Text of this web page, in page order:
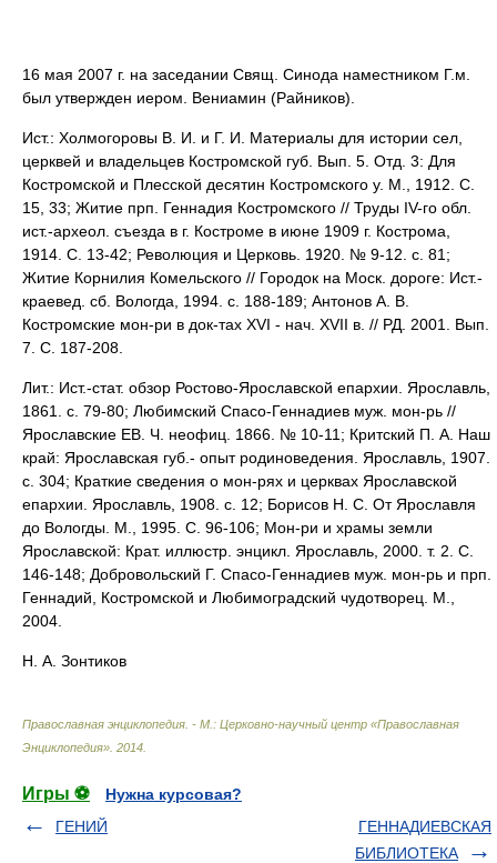
16 мая 2007 г. на заседании Свящ. Синода наместником Г.м.
был утвержден иером. Вениамин (Райников).
Ист.: Холмогоровы В. И. и Г. И. Материалы для истории сел,
церквей и владельцев Костромской губ. Вып. 5. Отд. 3: Для
Костромской и Плесской десятин Костромского y. М., 1912. С.
15, 33; Житие прп. Геннадия Костромского // Труды IV-го обл.
ист.-археол. съезда в г. Костроме в июне 1909 г. Кострома,
1914. С. 13-42; Революция и Церковь. 1920. № 9-12. с. 81;
Житие Корнилия Комельского // Городок на Моск. дороге: Ист.-
краевед. сб. Вологда, 1994. с. 188-189; Антонов А. В.
Костромские мон-ри в док-тах XVI - нач. XVII в. // РД. 2001. Вып.
7. С. 187-208.
Лит.: Ист.-стат. обзор Ростово-Ярославской епархии. Ярославль,
1861. с. 79-80; Любимский Спасо-Геннадиев муж. мон-рь //
Ярославские ЕВ. Ч. неофиц. 1866. № 10-11; Критский П. А. Наш
край: Ярославская губ.- опыт родиноведения. Ярославль, 1907.
с. 304; Краткие сведения о мон-рях и церквах Ярославской
епархии. Ярославль, 1908. с. 12; Борисов H. С. От Ярославля
до Вологды. М., 1995. С. 96-106; Мон-ри и храмы земли
Ярославской: Крат. иллюстр. энцикл. Ярославль, 2000. т. 2. С.
146-148; Добровольский Г. Спасо-Геннадиев муж. мон-рь и прп.
Геннадий, Костромской и Любимоградский чудотворец. М.,
2004.
Н. А. Зонтиков
Православная энциклопедия. - М.: Церковно-научный центр «Православная
Энциклопедия» 2014
Игры ⚽
Нужна курсовая?
ГЕНИЙ
ГЕННАДИЕВСКАЯ
БИБЛИОТЕКА